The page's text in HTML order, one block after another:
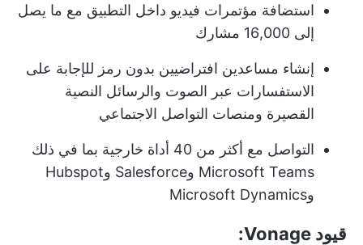
استضافة مؤتمرات فيديو داخل التطبيق مع ما يصل
إلى 16,000 مشارك
إنشاء مساعدين افتراضيين بدون رمز للإجابة على
الاستفسارات عبر الصوت والرسائل النصية
القصيرة ومنصات التواصل الاجتماعي
التواصل مع أكثر من 40 أداة خارجية بما في ذلك
Microsoft Teams وSalesforce وHubspot
وMicrosoft Dynamics
قيود Vonage: